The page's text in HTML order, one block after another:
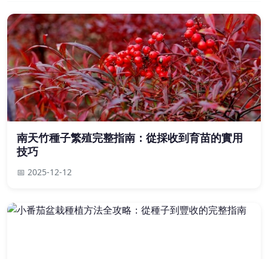
南天竹種子繁殖完整指南：從採收到育苗的實用
技巧
📅 2025-12-12